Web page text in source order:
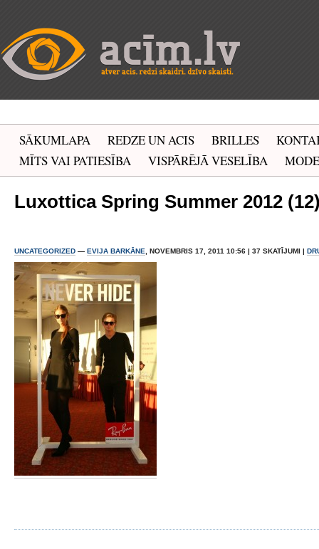
SĀKUMLAPA REDZE UN ACIS BRILLES
MĪTS VAI PATIESĪBA
VISPĀRĒJĀ VESELĪBA MODE
Luxottica Spring Summer 2012
UNCATEGORIZED — EVIJA BARKĀNE , NOVEMBRIS 17, 2011 10:56 | 37 SKATĪJUMI |